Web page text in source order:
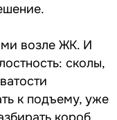
возле ЖК. И
сколы,
к подъему, уже
короб.